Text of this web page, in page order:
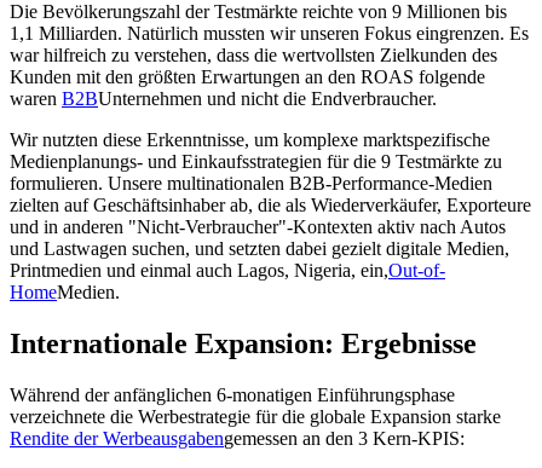
Die Bevölkerungszahl der Testmärkte reichte von 9 Millionen bis
1,1 Milliarden. Natürlich mussten wir unseren Fokus eingrenzen. Es
war hilfreich zu verstehen, dass die wertvollsten Zielkunden des
Kunden mit den größten Erwartungen an den ROAS folgende
waren B2BUnternehmen und nicht die Endverbraucher.
Wir nutzten diese Erkenntnisse, um komplexe marktspezifische
Medienplanungs- und Einkaufsstrategien für die 9 Testmärkte zu
formulieren. Unsere multinationalen B2B-Performance-Medien
zielten auf Geschäftsinhaber ab, die als Wiederverkäufer, Exporteure
und in anderen "Nicht-Verbraucher"-Kontexten aktiv nach Autos
und Lastwagen suchen, und setzten dabei gezielt digitale Medien,
Printmedien und einmal auch Lagos, Nigeria, ein,Out-of-
HomeMedien.
Internationale Expansion: Ergebnisse
Während der anfänglichen 6-monatigen Einführungsphase
verzeichnete die Werbestrategie für die globale Expansion starke
Rendite der Werbeausgabengemessen an den 3 Kern-KPIS: